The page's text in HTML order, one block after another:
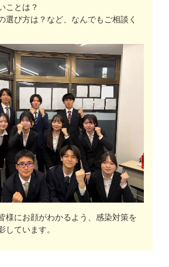
ことは？
選び方は？など、なんでもご相談く
様にお顔がわかるよう、感染対策を
しています。